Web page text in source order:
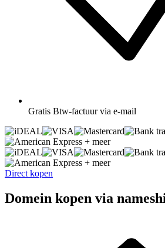
Gratis Btw-factuur via e-mail
+ meer
+ meer
Direct kopen
Domein kopen via